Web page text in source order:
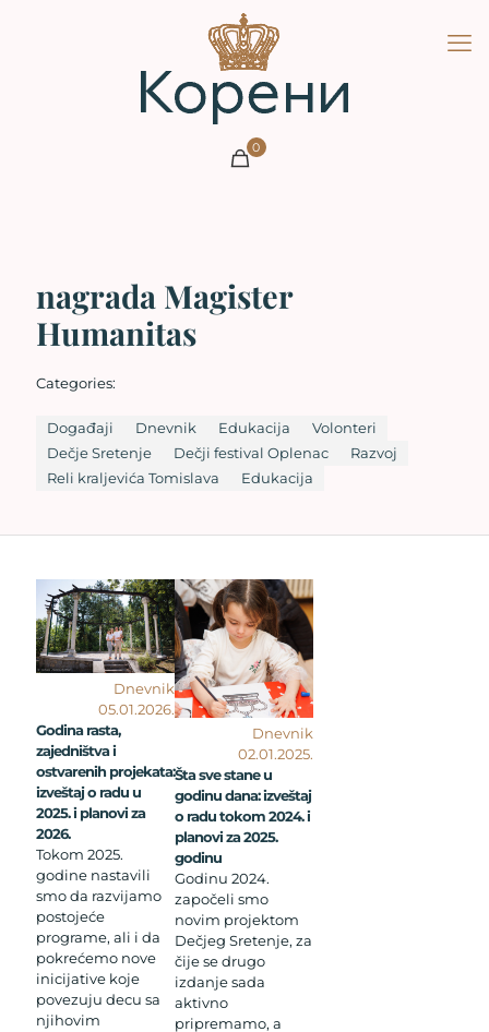
0
nagrada Magister
Humanitas
Categories:
Događaji Dnevnik Edukacija
Volonteri
Dečje Sretenje
Dečji festival Oplenac
Razvoj
Reli kraljevića Tomislava
Edukacija
Dnevnik
05.01.2026.
Godina rasta,
zajedništva i
ostvarenih projekata:
izveštaj o radu u
2025. i planovi za
2026.
Tokom 2025.
godine nastavili
smo da razvijamo
postojeće
programe, ali i da
pokrećemo nove
inicijative koje
povezuju decu sa
njihovim
Dnevnik
02.01.2025.
Šta sve stane u
godinu dana: izveštaj
o radu tokom 2024. i
planovi za 2025.
godinu
Godinu 2024.
započeli smo
novim projektom
Dečjeg Sretenje, za
čije se drugo
izdanje sada
aktivno
pripremamo, a